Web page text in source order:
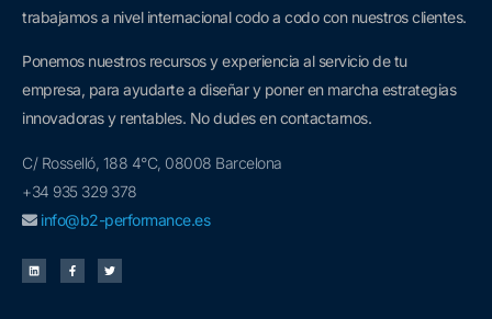
trabajamos a nivel internacional codo a codo con nuestros clientes.
Ponemos nuestros recursos y experiencia al servicio de tu
empresa, para ayudarte a diseñar y poner en marcha estrategias
innovadoras y rentables. No dudes en contactarnos.
C/ Rosselló, 188 4°C, 08008 Barcelona
+34 935 329 378
info@b2-performance.es